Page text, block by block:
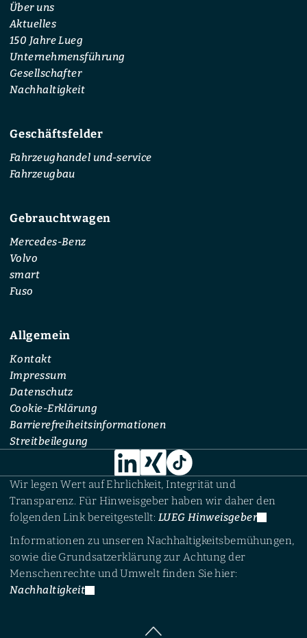
Über uns
Aktuelles
150 Jahre Lueg
Unternehmensführung
Gesellschafter
Nachhaltigkeit
Geschäftsfelder
Fahrzeughandel und-service
Fahrzeugbau
Gebrauchtwagen
Mercedes-Benz
Volvo
smart
Fuso
Allgemein
Kontakt
Impressum
Datenschutz
Cookie-Erklärung
Barrierefreiheitsinformationen
Streitbeilegung
Wir legen Wert auf Ehrlichkeit, Integrität und
Transparenz. Für Hinweisgeber haben wir daher den
folgenden Link bereitgestellt: LUEG Hinweisgeber
Informationen zu unseren Nachhaltigkeitsbemühungen,
sowie die Grundsatzerklärung zur Achtung der
Menschenrechte und Umwelt finden Sie hier:
Nachhaltigkeit